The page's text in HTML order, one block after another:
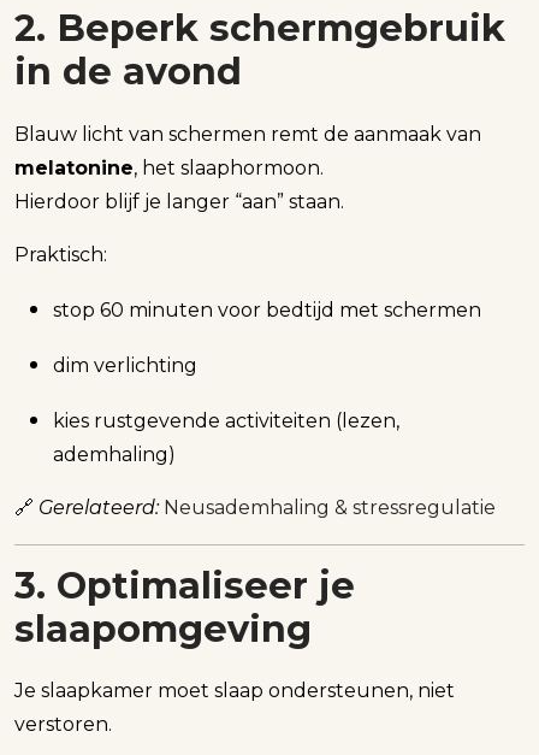
2. Beperk schermgebruik
in de avond
Blauw licht van schermen remt de aanmaak van
melatonine, het slaaphormoon.
Hierdoor blijf je langer “aan” staan.
Praktisch:
stop 60 minuten voor bedtijd met schermen
dim verlichting
kies rustgevende activiteiten (lezen,
ademhaling)
🔗 Gerelateerd: Neusademhaling & stressregulatie
3. Optimaliseer je
slaapomgeving
Je slaapkamer moet slaap ondersteunen, niet
verstoren.